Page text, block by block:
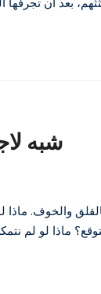
شبه